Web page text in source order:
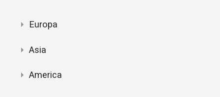
Europa
Asia
America